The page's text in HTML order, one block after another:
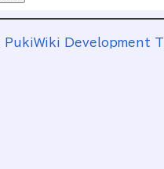
PukiWiki Development